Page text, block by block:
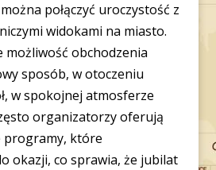
połączyć uroczystość z
widokami na miasto.
możliwość obchodzenia
sposób, w otoczeniu
w spokojnej atmosferze
organizatorzy oferują
programy, które
okazji, co sprawia, że jubilat